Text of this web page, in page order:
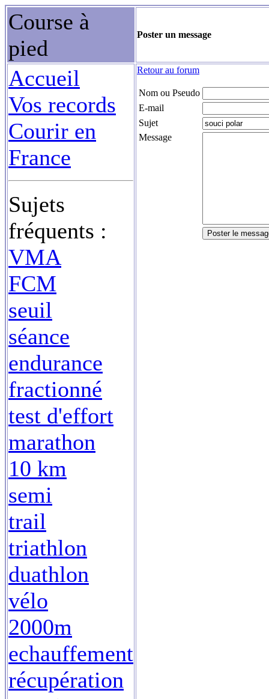
Course à
pied
Poster un message
Accueil
Vos records
Courir en
France
Sujets
fréquents :
VMA
FCM
seuil
séance
endurance
fractionné
test d'effort
marathon
10 km
semi
trail
triathlon
duathlon
vélo
2000m
echauffement
récupération
Retour au forum
Nom ou Pseudo
E-mail
Sujet
Message